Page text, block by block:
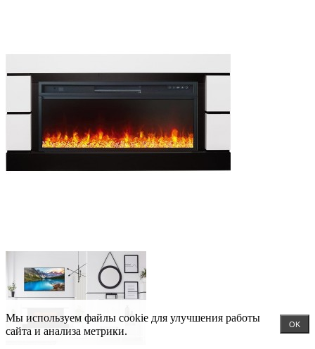
Мы используем файлы cookie для улучшения работы
сайта и анализа метрики.
OK